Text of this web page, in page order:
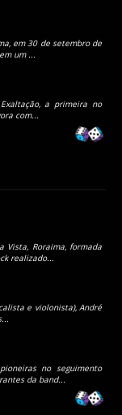
em 30 de setembro de
um ...
a primeira no
com...
Vista, Roraima, formada
realizado...
e violonista), André
no seguimento
da band...